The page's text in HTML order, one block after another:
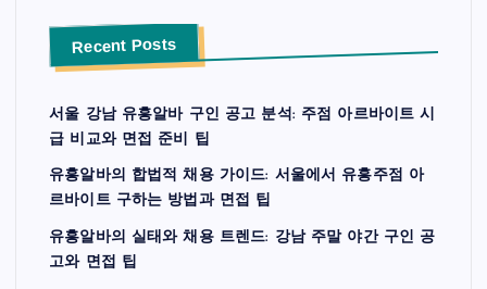
Recent Posts
서울 강남 유흥알바 구인 공고 분석: 주점 아르바이트 시
급 비교와 면접 준비 팁
유흥알바의 합법적 채용 가이드: 서울에서 유흥주점 아
르바이트 구하는 방법과 면접 팁
유흥알바의 실태와 채용 트렌드: 강남 주말 야간 구인 공
고와 면접 팁